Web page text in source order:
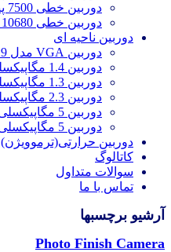
دوربین خطی 7500 پیکسلی مدل RA-LSC-2717
دوربین خطی 10680 پیکسلی مدل RA-LSC-2950
دوربین ناحیه ای
دوربین VGA مدل RA-ASC-0229
دوربین 1.4 مگاپیکسلی مدل RA-ASC-0267
دوربین 1.3 مگاپیکسلی مدل RA-ASC-0134
دوربین 2.3 مگاپیکسلی مدل RA-ASC-0234
دوربین 5 مگاپیکسلی مدل RA-ASC-9031
دوربین 5 مگاپیکسلی مدل RA-ASC-5000
دوربین حرارتی(ترموویژن)
کاتالوگ
سوالات متداول
تماس با ما
آرشیو برچسبها
Photo Finish Camera